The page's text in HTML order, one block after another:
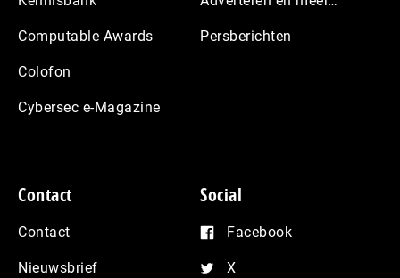
Computable Awards
Colofon
Cybersec e-Magazine
Persberichten
Contact
Contact
Nieuwsbrief
Social
Facebook
X